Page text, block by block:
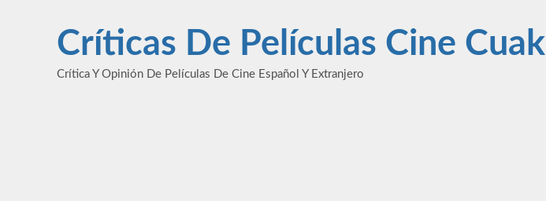
contenidoCríticas De Películas Cine Cuak
Crítica Y Opinión De Películas De Cine Español Y Extranjero